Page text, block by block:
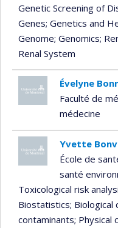
Genetic Screening of
Genes; Genetics and
Genome; Genomics;
Renal System
Évelyne
Faculté de
médecine
Yvette
École de
santé
Toxicological risk
Biostatistics; Biological
contaminants; Physical